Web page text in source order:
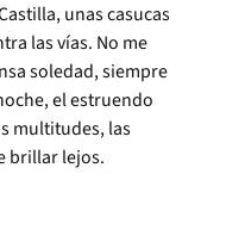
unas casucas
las vías. No me
soledad, siempre
el estruendo
multitudes, las
brillar lejos.